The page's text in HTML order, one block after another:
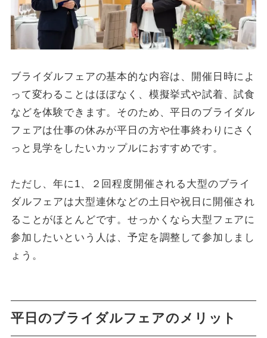
ブライダルフェアの基本的な内容は、開催日時によ
って変わることはほぼなく、模擬挙式や試着、試食
などを体験できます。そのため、平日のブライダル
フェアは仕事の休みが平日の方や仕事終わりにさく
っと見学をしたいカップルにおすすめです。
ただし、年に1、２回程度開催される大型のブライ
ダルフェアは大型連休などの土日や祝日に開催され
ることがほとんどです。せっかくなら大型フェアに
参加したいという人は、予定を調整して参加しまし
ょう。
平日のブライダルフェアのメリット